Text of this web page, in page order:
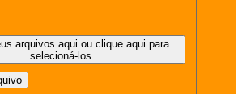
arquivos aqui ou clique aqui para
selecioná-los